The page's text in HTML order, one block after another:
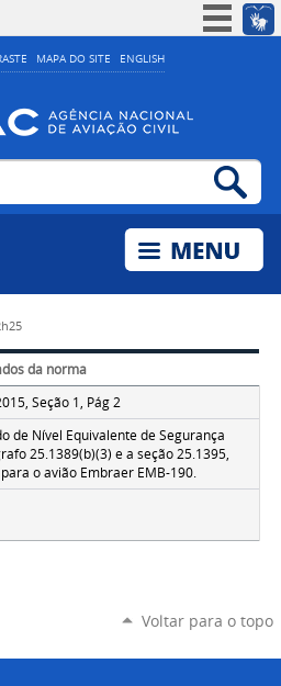
MAPA DO SITE ENGLISH
Simplifique!
Acesso à informação
Legislação
da norma
Seção 1, Pág 2
de Nível Equivalente de Segurança
25.1389(b)(3) e a seção 25.1395,
o avião Embraer EMB-190.
Voltar para o topo